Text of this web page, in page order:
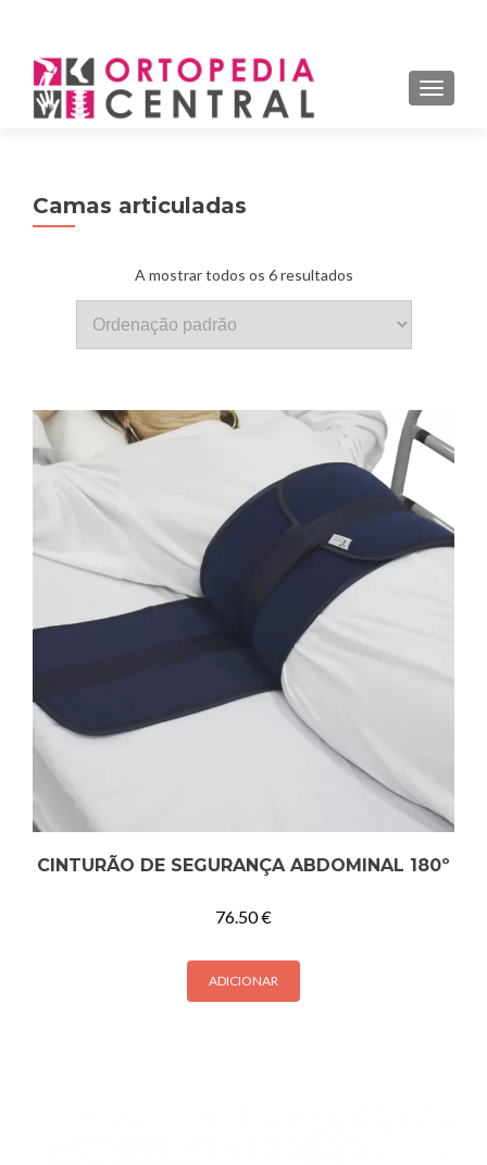
Camas articuladas
A mostrar todos os 6 resultados
CINTURÃO DE SEGURANÇA ABDOMINAL 180º
76.50€
ADICIONAR